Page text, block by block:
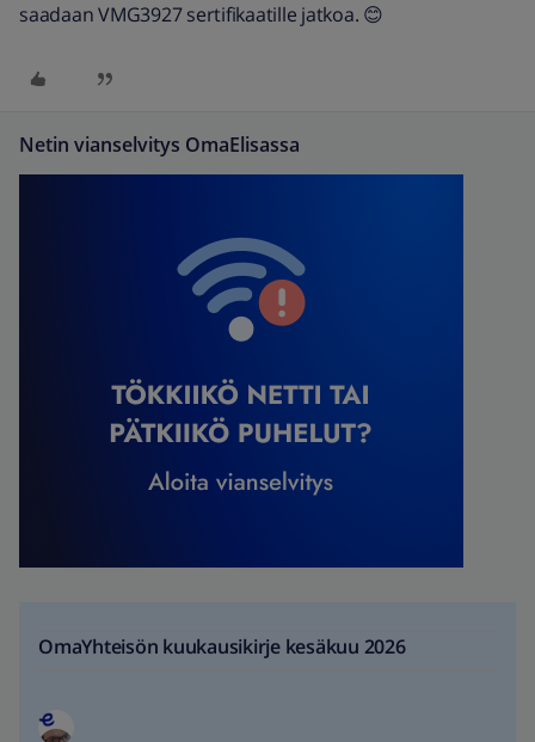
saadaan VMG3927 sertifikaatille jatkoa. 😊
Netin vianselvitys OmaElisassa
OmaYhteisön kuukausikirje kesäkuu 2026